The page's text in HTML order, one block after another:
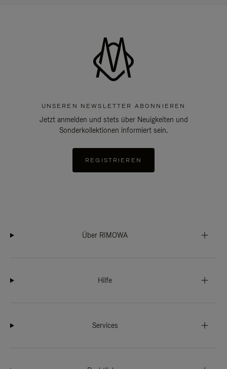
UNSEREN NEWSLETTER ABONNIEREN
Jetzt anmelden und stets über Neuigkeiten und
Sonderkollektionen informiert sein.
REGISTRIEREN
Über RIMOWA
Hilfe
Services